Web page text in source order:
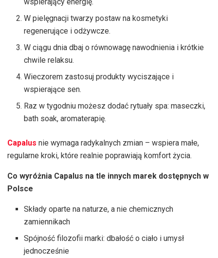
wspierający energię.
W pielęgnacji twarzy postaw na kosmetyki
regenerujące i odżywcze.
W ciągu dnia dbaj o równowagę nawodnienia i krótkie
chwile relaksu.
Wieczorem zastosuj produkty wyciszające i
wspierające sen.
Raz w tygodniu możesz dodać rytuały spa: maseczki,
bath soak, aromaterapię.
Capalus nie wymaga radykalnych zmian – wspiera małe,
regularne kroki, które realnie poprawiają komfort życia.
Co wyróżnia Capalus na tle innych marek dostępnych w
Polsce
Składy oparte na naturze, a nie chemicznych
zamiennikach
Spójność filozofii marki: dbałość o ciało i umysł
jednocześnie